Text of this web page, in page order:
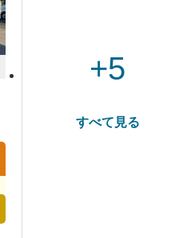
+5
すべて見る